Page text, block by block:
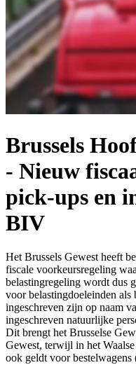
Brussels
- Nieuw
pick-ups en
BIV
Het Brussels Gewest heeft
fiscale voorkeursregeling
belastingregeling wordt dus
voor belastingdoeleinden
ingeschreven zijn op naam
ingeschreven natuurlijke
Dit brengt het Brusselse
Gewest, terwijl in het
ook geldt voor bestelwagens